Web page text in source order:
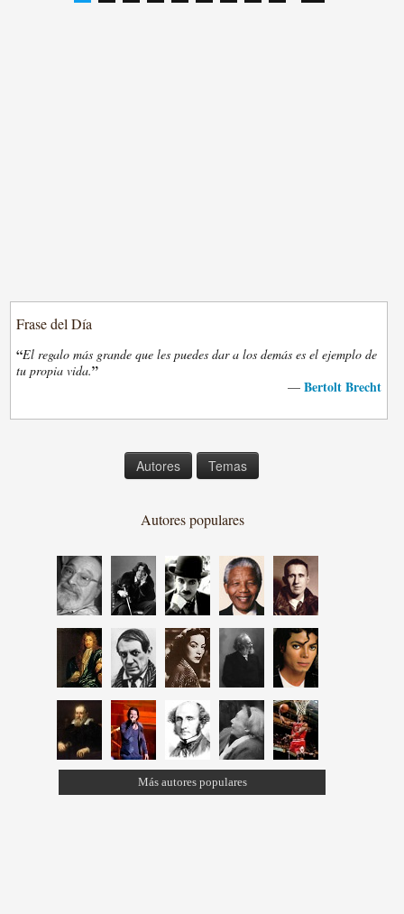
Frase del Día
“El regalo más grande que les puedes dar a los demás es el ejemplo de
tu propia vida.”
— Bertolt Brecht
Autores Temas
Autores populares
Más autores populares